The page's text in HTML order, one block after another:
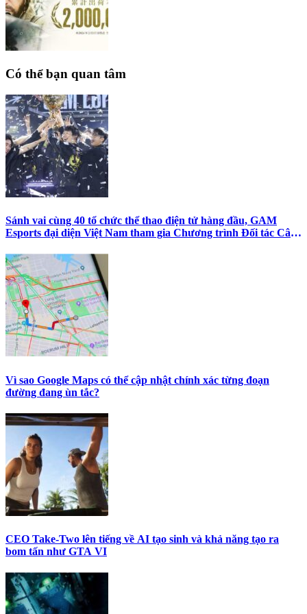
Có thể bạn quan tâm
Sánh vai cùng 40 tổ chức thể thao điện tử hàng đầu, GAM
Esports đại diện Việt Nam tham gia Chương trình Đối tác Câu
Vì sao Google Maps có thể cập nhật chính xác từng đoạn
đường đang ùn tắc?
CEO Take-Two lên tiếng về AI tạo sinh và khả năng tạo ra
bom tấn như GTA VI